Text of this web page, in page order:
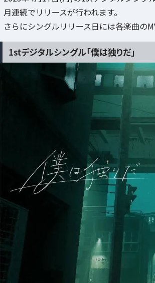
月連続でリリースが行われます。
さらにシングルリリース日には各楽曲の
1stデジタルシングル「僕は独りだ」